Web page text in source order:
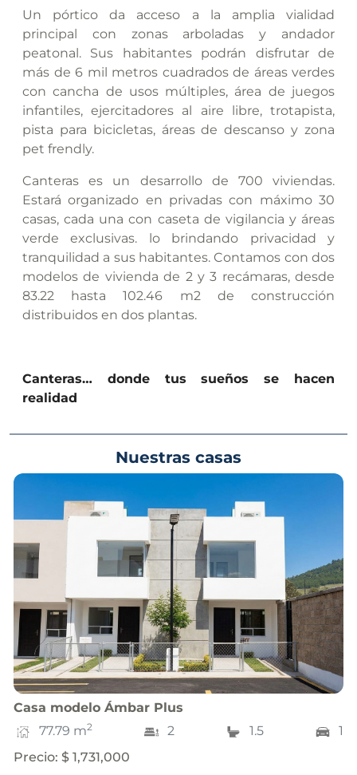
Un pórtico da acceso a la amplia vialidad
principal con zonas arboladas y andador
peatonal. Sus habitantes podrán disfrutar de
más de 6 mil metros cuadrados de áreas verdes
con cancha de usos múltiples, área de juegos
infantiles, ejercitadores al aire libre, trotapista,
pista para bicicletas, áreas de descanso y zona
pet frendly.
Canteras es un desarrollo de 700 viviendas.
Estará organizado en privadas con máximo 30
casas, cada una con caseta de vigilancia y áreas
verde exclusivas. lo brindando privacidad y
tranquilidad a sus habitantes. Contamos con dos
modelos de vivienda de 2 y 3 recámaras, desde
83.22 hasta 102.46 m2 de construcción
distribuidos en dos plantas.
Canteras… donde tus sueños se hacen
realidad
Nuestras casas
Casa modelo Ámbar Plus
77.79 m2 2 1.5
1
Precio: $ 1,731,000